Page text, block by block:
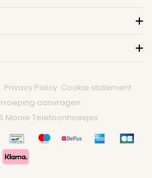
Privacy Policy Cookie statement
aanvragen
Mooie Telefoonhoesjes